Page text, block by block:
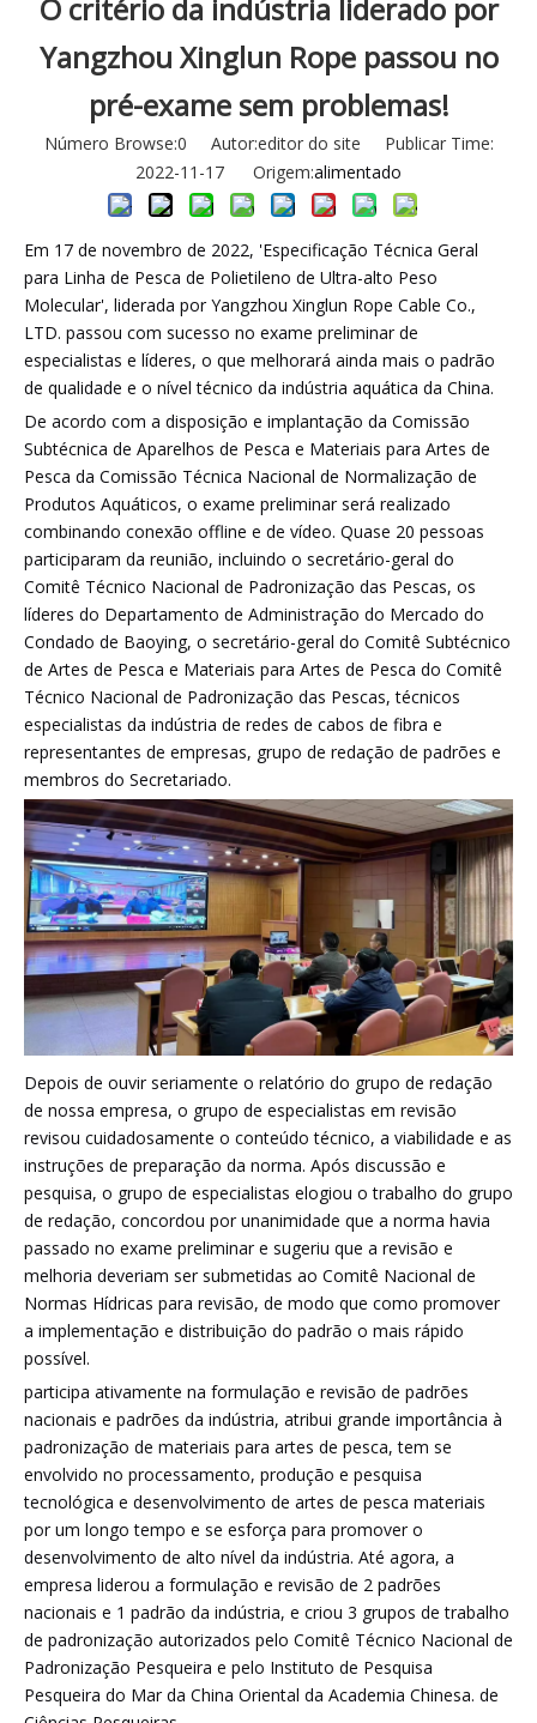
O critério da indústria liderado por
Yangzhou Xinglun Rope passou no
pré-exame sem problemas!
Número Browse:0 Autor:editor do site Publicar Time:
2022-11-17 Origem:alimentado
Em 17 de novembro de 2022, 'Especificação Técnica Geral
para Linha de Pesca de Polietileno de Ultra-alto Peso
Molecular', liderada por Yangzhou Xinglun Rope Cable Co.,
LTD. passou com sucesso no exame preliminar de
especialistas e líderes, o que melhorará ainda mais o padrão
de qualidade e o nível técnico da indústria aquática da China.
De acordo com a disposição e implantação da Comissão
Subtécnica de Aparelhos de Pesca e Materiais para Artes de
Pesca da Comissão Técnica Nacional de Normalização de
Produtos Aquáticos, o exame preliminar será realizado
combinando conexão offline e de vídeo. Quase 20 pessoas
participaram da reunião, incluindo o secretário-geral do
Comitê Técnico Nacional de Padronização das Pescas, os
líderes do Departamento de Administração do Mercado do
Condado de Baoying, o secretário-geral do Comitê Subtécnico
de Artes de Pesca e Materiais para Artes de Pesca do Comitê
Técnico Nacional de Padronização das Pescas, técnicos
especialistas da indústria de redes de cabos de fibra e
representantes de empresas, grupo de redação de padrões e
membros do Secretariado.
Depois de ouvir seriamente o relatório do grupo de redação
de nossa empresa, o grupo de especialistas em revisão
revisou cuidadosamente o conteúdo técnico, a viabilidade e as
instruções de preparação da norma. Após discussão e
pesquisa, o grupo de especialistas elogiou o trabalho do grupo
de redação, concordou por unanimidade que a norma havia
passado no exame preliminar e sugeriu que a revisão e
melhoria deveriam ser submetidas ao Comitê Nacional de
Normas Hídricas para revisão, de modo que como promover
a implementação e distribuição do padrão o mais rápido
possível.
participa ativamente na formulação e revisão de padrões
nacionais e padrões da indústria, atribui grande importância à
padronização de materiais para artes de pesca, tem se
envolvido no processamento, produção e pesquisa
tecnológica e desenvolvimento de artes de pesca materiais
por um longo tempo e se esforça para promover o
desenvolvimento de alto nível da indústria. Até agora, a
empresa liderou a formulação e revisão de 2 padrões
nacionais e 1 padrão da indústria, e criou 3 grupos de trabalho
de padronização autorizados pelo Comitê Técnico Nacional de
Padronização Pesqueira e pelo Instituto de Pesquisa
Pesqueira do Mar da China Oriental da Academia Chinesa. de